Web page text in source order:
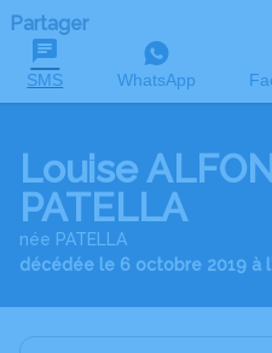
Partager
SMS WhatsApp
Louise
PATELLA
née PATELLA
décédée le 6 octobre 2019 à